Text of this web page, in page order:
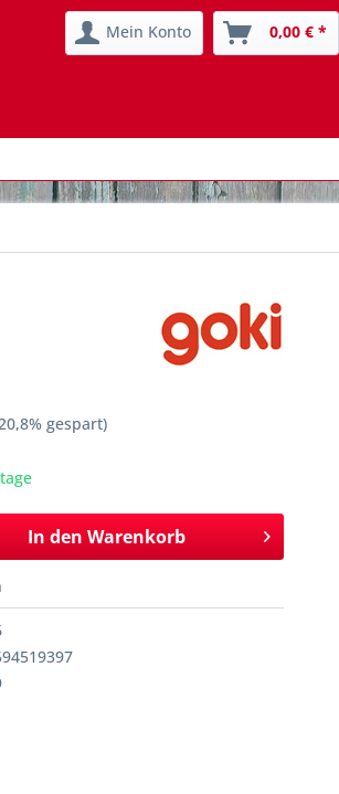
Mein Konto 0,00 € *
gespart)
In den Warenkorb